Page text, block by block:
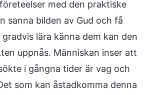
med den praktiske
sanna bilden av Gud och få
lära känna dem kan den
uppnås. Människan inser att
i gångna tider är vag och
som kan åstadkomma denna